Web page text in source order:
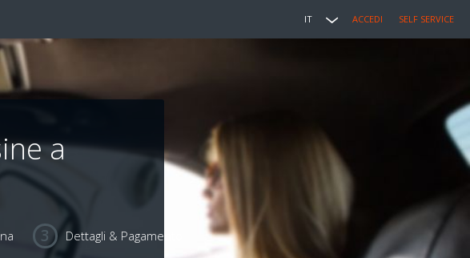
IT ACCEDI SELF SERVICE
a
Dettagli & Pagamento